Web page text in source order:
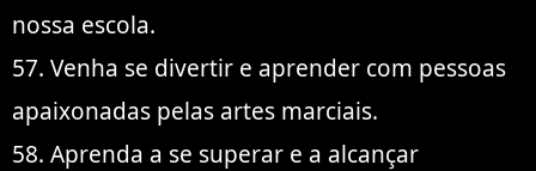
nossa escola.
57. Venha se divertir e aprender com pessoas
apaixonadas pelas artes marciais.
58. Aprenda a se superar e a alcançar